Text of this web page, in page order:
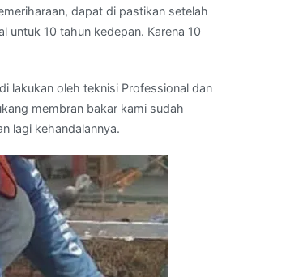
dapat di pastikan setelah
untuk 10 tahun kedepan. Karena 10
lakukan oleh teknisi Professional dan
membran bakar kami sudah
lagi kehandalannya.